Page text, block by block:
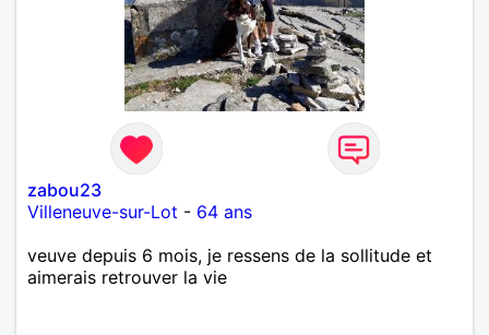
zabou23
Villeneuve-sur-Lot - 64 ans
veuve depuis 6 mois, je ressens de la sollitude et
aimerais retrouver la vie